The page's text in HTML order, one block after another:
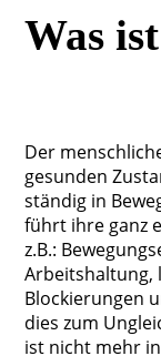
Was
Der
gesunden
ständig in
führt ihre ganz
z.B.:
Arbeitshaltung,
Blockierungen
dies zum
ist nicht mehr